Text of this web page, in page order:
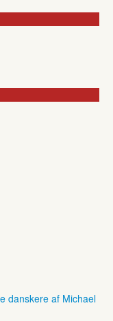
danskere af Michael